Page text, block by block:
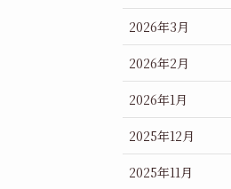
2026年3月
2026年2月
2026年1月
2025年12月
2025年11月